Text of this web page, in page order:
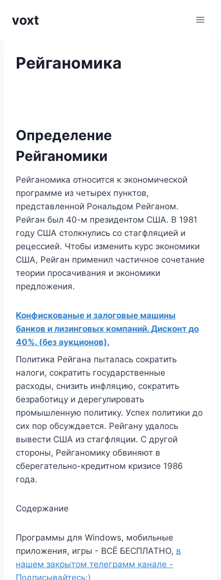
voxt
Рейганомика
Определение
Рейганомики
Рейганомика относится к экономической
программе из четырех пунктов,
представленной Рональдом Рейганом.
Рейган был 40-м президентом США. В 1981
году США столкнулись со стагфляцией и
рецессией. Чтобы изменить курс экономики
США, Рейган применил частичное сочетание
теории просачивания и экономики
предложения.
Конфискованые и залоговые машины
банков и лизинговых компаний. Дисконт до
40%. (без аукционов).
Политика Рейгана пыталась сократить
налоги, сократить государственные
расходы, снизить инфляцию, сократить
безработицу и дерегулировать
промышленную политику. Успех политики до
сих пор обсуждается. Рейгану удалось
вывести США из стагфляции. С другой
стороны, Рейганомику обвиняют в
сберегательно-кредитном кризисе 1986
года.
Содержание
Программы для Windows, мобильные
приложения, игры - ВСЁ БЕСПЛАТНО, в
нашем закрытом телеграмм канале -
Подписывайтесь:)